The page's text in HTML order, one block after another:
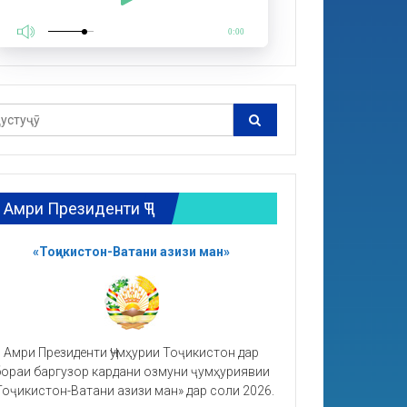
0:00
Амри Президенти ҶТ
«Тоҷикистон-Ватани азизи ман»
Амри Президенти Ҷумҳурии Тоҷикистон дар
баргузор кардани озмуни ҷумҳуриявии
Ватани азизи ман» дар соли 2026.